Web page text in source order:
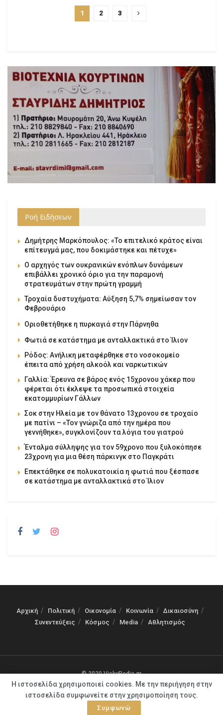
1 2 3
Ροή Ειδήσεων
Δημήτρης Μαρκόπουλος: «Το επιτελικό κράτος είναι
επίτευγμά μας, που δοκιμάστηκε και πέτυχε»
Ο αρχηγός των ουκρανικών ενόπλων δυνάμεων
επιβάλλει χρονικό όριο για την παραμονή
στρατευμάτων στην πρώτη γραμμή
Τροχαία δυστυχήματα: Αύξηση 5,7% σημείωσαν τον
Φεβρουάριο
Οριοθετήθηκε η πυρκαγιά στην Πάρνηθα
Φωτιά σε κατάστημα με ανταλλακτικά στο Ίλιον
Ρόδος: Ανήλικη μεταφέρθηκε στο νοσοκομείο
έπειτα από χρήση αλκοόλ και ναρκωτικών
Γαλλία: Έρευνα σε βάρος ενός 15χρονου χάκερ που
φέρεται ότι έκλεψε τα προσωπικά στοιχεία
εκατομμυρίων Γάλλων
Σοκ στην Ηλεία με τον θάνατο 13χρονου σε τροχαίο
με πατίνι – «Τον γνώριζα από την ημέρα που
γεννήθηκε», συγκλονίζουν τα λόγια του γιατρού
Ένταλμα σύλληψης για τον 59χρονο που ξυλοκόπησε
23χρονη για μια θέση πάρκινγκ στο Παγκράτι
Επεκτάθηκε σε πολυκατοικία η φωτιά που ξέσπασε
σε κατάστημα με ανταλλακτικά στο Ίλιον
Αρχική Πολιτική Οικονομία Κοινωνία
Δικαιοσύνη
Συνεντεύξεις
Κόσμος Media Αθλητισμός
© 2020 VickyPedia.gr
Η ιστοσελίδα χρησιμοποιεί cookies. Με την περιήγηση στην
ιστοσελίδα συμφωνείτε στην χρησιμοποίηση τους.
Συμφωνώ